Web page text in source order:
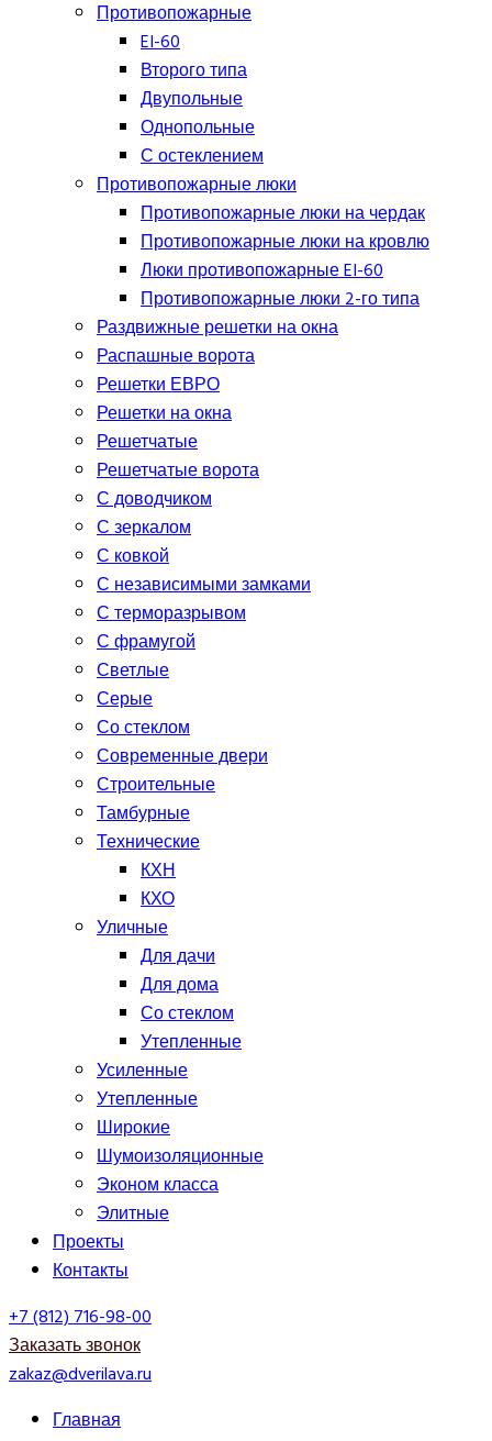
Противопожарные
EI-60
Второго типа
Двупольные
Однопольные
С остеклением
Противопожарные люки
Противопожарные люки на чердак
Противопожарные люки на кровлю
Люки противопожарные EI-60
Противопожарные люки 2-го типа
Раздвижные решетки на окна
Распашные ворота
Решетки ЕВРО
Решетки на окна
Решетчатые
Решетчатые ворота
С доводчиком
С зеркалом
С ковкой
С независимыми замками
С терморазрывом
С фрамугой
Светлые
Серые
Со стеклом
Современные двери
Строительные
Тамбурные
Технические
КХН
КХО
Уличные
Для дачи
Для дома
Со стеклом
Утепленные
Усиленные
Утепленные
Широкие
Шумоизоляционные
Эконом класса
Элитные
Проекты
Контакты
+7 (812) 716-98-00
Заказать звонок
zakaz@dverilava.ru
Главная